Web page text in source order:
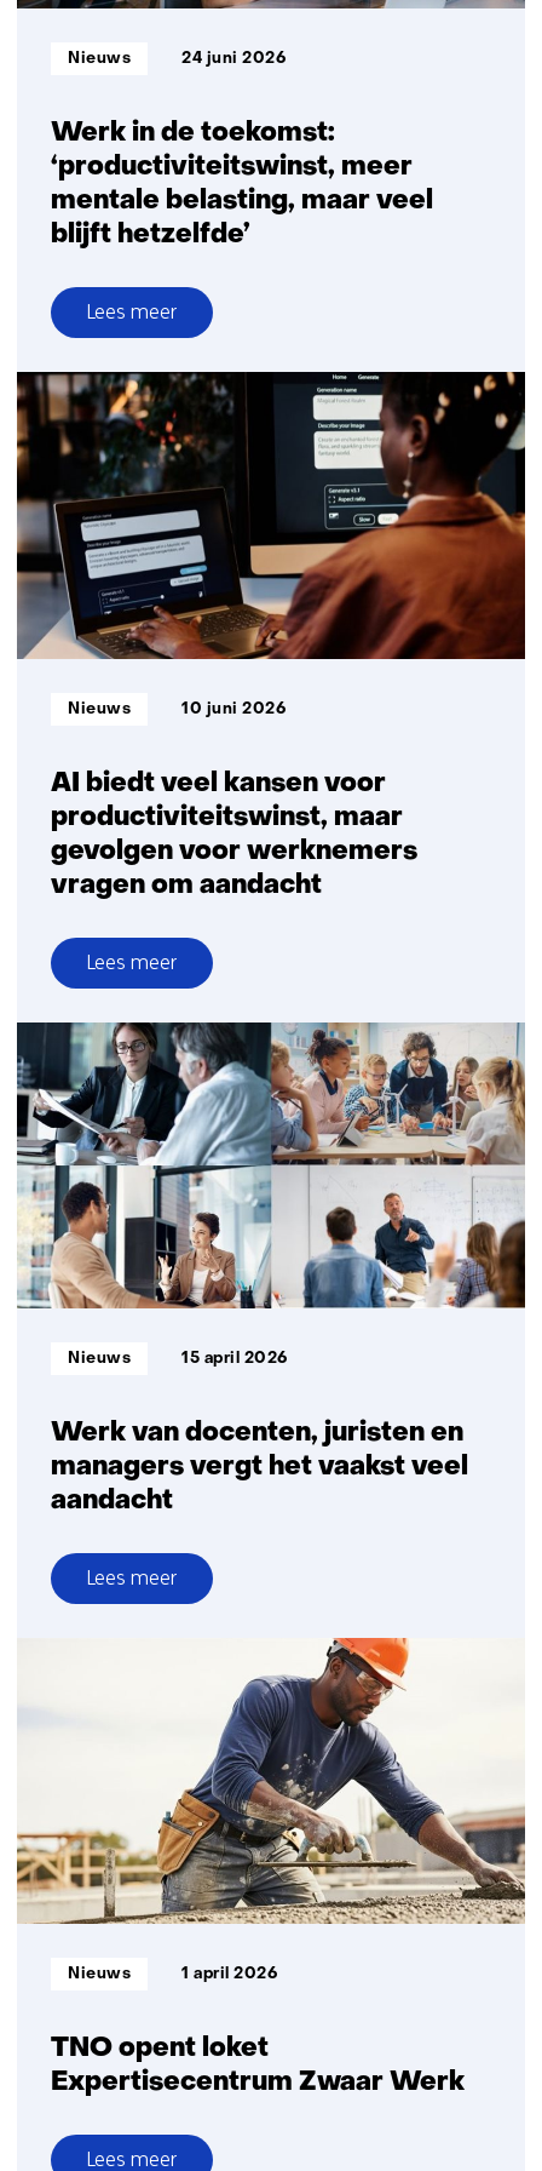
en
gestart
Werk in de toekomst:
‘productiviteitswinst, meer
mentale belasting, maar veel
blijft hetzelfde’
Informatietype:
Nieuws 24 juni 2026
Lees meer
over
Werk
in
de
toekomst:
‘productiviteitswinst,
meer
mentale
belasting,
maar
veel
blijft
AI biedt veel kansen voor
productiviteitswinst, maar
gevolgen voor werknemers
vragen om aandacht
Informatietype:
Nieuws 10 juni 2026
Lees meer
over
AI
biedt
veel
kansen
voor
productiviteitswinst,
maar
gevolgen
voor
werknemers
vragen
aandacht
Werk van docenten, juristen en
managers vergt het vaakst veel
aandacht
Informatietype:
Nieuws 15 april 2026
Lees meer
over
het
vaakst
veel
aandacht
TNO opent loket
Expertisecentrum Zwaar Werk
Informatietype:
Nieuws 1 april 2026
Lees meer